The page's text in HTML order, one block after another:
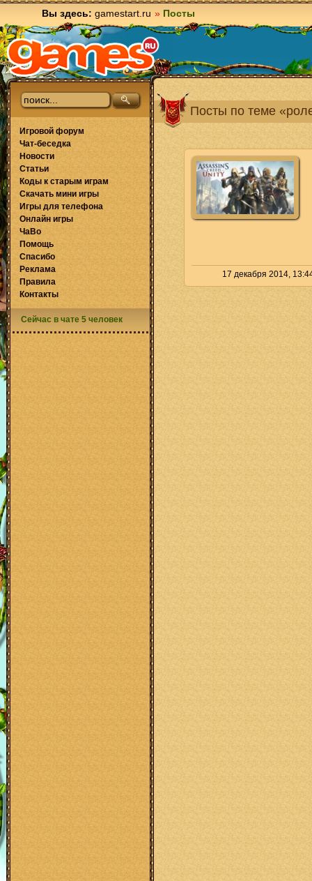
Вы здесь: gamestart.ru » Посты
Посты по теме
17 декабря 2014,
Игровой форум
Чат-беседка
Новости
Статьи
Коды к старым играм
Скачать мини игры
Игры для телефона
Онлайн игры
ЧаВо
Помощь
Спасибо
Реклама
Правила
Контакты
Сейчас в чате 5 человек